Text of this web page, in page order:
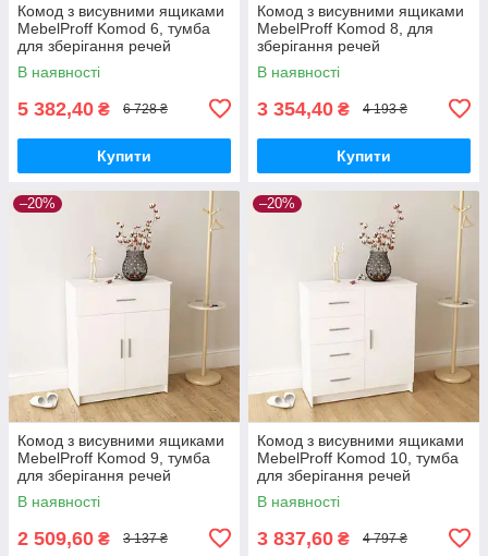
Комод з висувними ящиками
MebelProff Komоd 6, тумба
для зберігання речей
В наявності
5 382,40 ₴ 6 728 ₴
Купити
Комод з висувними ящиками
MebelProff Komоd 8, для
зберігання речей
В наявності
3 354,40 ₴ 4 193 ₴
Купити
–20%
Комод з висувними ящиками
MebelProff Komоd 9, тумба
для зберігання речей
В наявності
2 509,60 ₴ 3 137 ₴
–20%
Комод з висувними ящиками
MebelProff Komod 10, тумба
для зберігання речей
В наявності
3 837,60 ₴ 4 797 ₴